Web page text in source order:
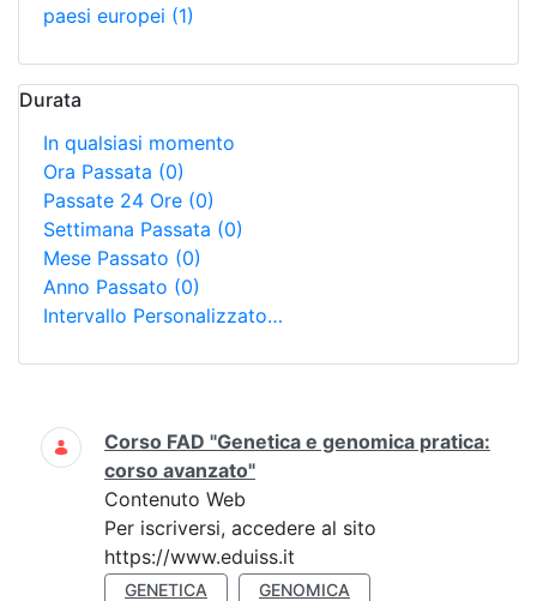
paesi europei (1)
Durata
In qualsiasi momento
Ora Passata (0)
Passate 24 Ore (0)
Settimana Passata (0)
Mese Passato (0)
Anno Passato (0)
Intervallo Personalizzato…
Ricerca
Corso FAD "Genetica e genomica pratica:
corso avanzato"
Contenuto Web
Per iscriversi, accedere al sito
https://www.eduiss.it
GENETICA GENOMICA